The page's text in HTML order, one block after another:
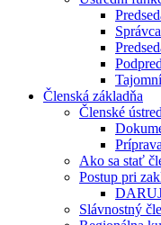
Správca
Členská základňa
Členské
Ako sa stať
Postup pri
Slávnostný